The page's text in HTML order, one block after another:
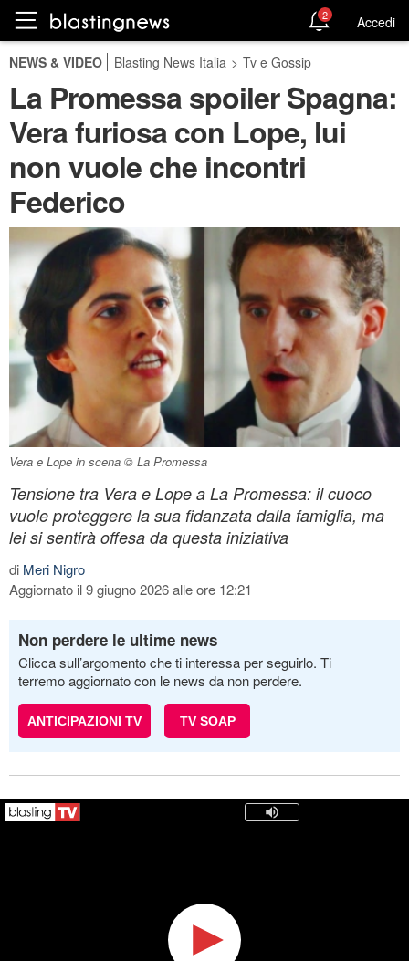
2 Accedi
NEWS & VIDEO Blasting News Italia > Tv e Gossip
La Promessa spoiler Spagna:
Vera furiosa con Lope, lui
non vuole che incontri
Federico
Vera e Lope in scena © La Promessa
Tensione tra Vera e Lope a La Promessa: il cuoco
vuole proteggere la sua fidanzata dalla famiglia, ma
lei si sentirà offesa da questa iniziativa
di Meri Nigro
Aggiornato il 9 giugno 2026 alle ore 12:21
Non perdere le ultime news
Clicca sull’argomento che ti interessa per seguirlo. Ti
terremo aggiornato con le news da non perdere.
ANTICIPAZIONI TV TV SOAP